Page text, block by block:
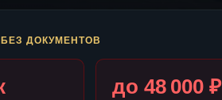
ДОКУМЕНТОВ
до 48 000 ₽